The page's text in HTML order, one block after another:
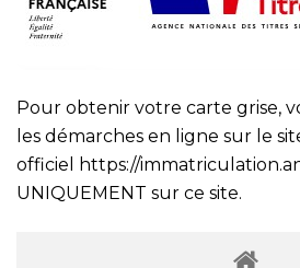
Pour obtenir votre carte grise,
les démarches en ligne sur le
officiel
https://
UNIQUEMENT sur ce site.